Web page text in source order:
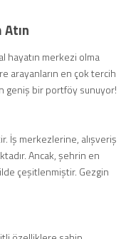
hayatın merkezi olma
arayanların en çok tercih
geniş bir portföy sunuyor!
İş merkezlerine, alışveriş
Ancak, şehrin en
çeşitlenmiştir. Gezgin